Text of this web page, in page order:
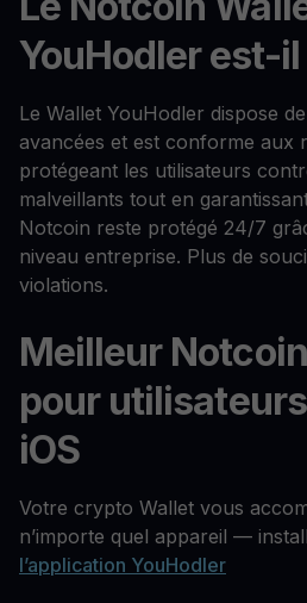
YouHodler est-
Le Wallet YouHodler dispose
avancées et est conforme aux
protégeant les utilisateurs
malveillants tout en
Notcoin reste protégé 24/7
niveau entreprise. Plus de
violations.
Meilleur
pour
iOS
Votre crypto Wallet vous
n’importe quel appareil —
l’application YouHodler